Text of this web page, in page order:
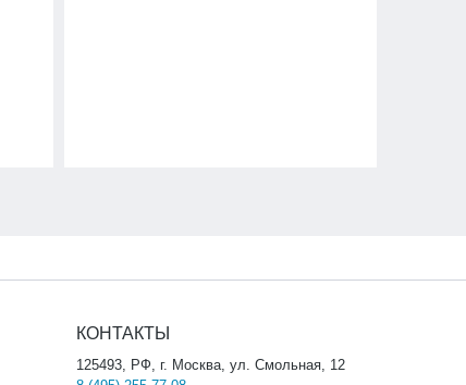
КОНТАКТЫ
125493, РФ, г. Москва, ул. Смольная, 12